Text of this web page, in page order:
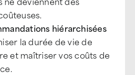
hiérarchisées
la durée de vie de
et maîtriser vos coûts de